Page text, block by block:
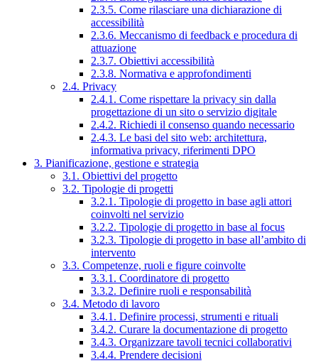
2.3.5. Come rilasciare una dichiarazione di
accessibilità
2.3.6. Meccanismo di feedback e procedura di
attuazione
2.3.7. Obiettivi accessibilità
2.3.8. Normativa e approfondimenti
2.4. Privacy
2.4.1. Come rispettare la privacy sin dalla
progettazione di un sito o servizio digitale
2.4.2. Richiedi il consenso quando necessario
2.4.3. Le basi del sito web: architettura,
informativa privacy, riferimenti DPO
3. Pianificazione, gestione e strategia
3.1. Obiettivi del progetto
3.2. Tipologie di progetti
3.2.1. Tipologie di progetto in base agli attori
coinvolti nel servizio
3.2.2. Tipologie di progetto in base al focus
3.2.3. Tipologie di progetto in base all’ambito di
intervento
3.3. Competenze, ruoli e figure coinvolte
3.3.1. Coordinatore di progetto
3.3.2. Definire ruoli e responsabilità
3.4. Metodo di lavoro
3.4.1. Definire processi, strumenti e rituali
3.4.2. Curare la documentazione di progetto
3.4.3. Organizzare tavoli tecnici collaborativi
3.4.4. Prendere decisioni